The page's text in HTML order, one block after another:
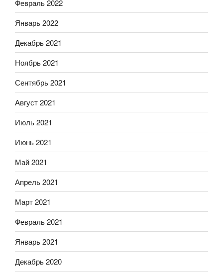
Февраль 2022
Январь 2022
Декабрь 2021
Ноябрь 2021
Сентябрь 2021
Август 2021
Июль 2021
Июнь 2021
Май 2021
Апрель 2021
Март 2021
Февраль 2021
Январь 2021
Декабрь 2020